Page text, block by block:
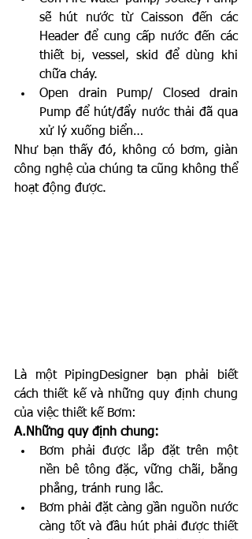
sẽ hút nước từ Caisson đến các
Header để cung cấp nước đến các
thiết bị, vessel, skid để dùng khi
chữa cháy.
Open drain Pump/ Closed drain
Pump để hút/đẩy nước thải đã qua
xử lý xuống biển…
Như bạn thấy đó, không có bơm, giàn
công nghệ của chúng ta cũng không thể
hoạt động được.
Là một PipingDesigner bạn phải biết
cách thiết kế và những quy định chung
của việc thiết kế Bơm:
A.Những quy định chung:
Bơm phải được lắp đặt trên một
nền bê tông đặc, vững chãi, bằng
phẳng, tránh rung lắc.
Bơm phải đặt càng gần nguồn nước
càng tốt và đầu hút phải được thiết